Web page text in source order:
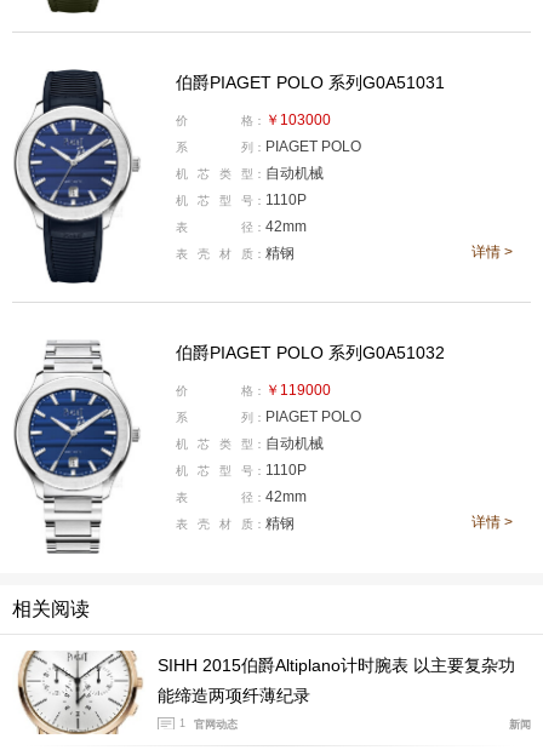
了一种视觉标识，被应用于表盘之上，而非将表盘、表壳
感。
这一转变同时也反映了Polo系列自身的演变，随着时
间的推移，它从单一的设计理念演变为风格更为多元的系
推向了传统运动表领域，而2016年推出的伯爵 Polo S则
试图扭转这一发展轨迹，采用了契合豪华运动的全新设计
语言，从此标志着伯爵正式杀入了已成红海的豪华运动表
市场，其表款主打不锈钢材质，定价更为亲民。尽管这款
表在市场层面上具备合理性，但其自身独特的品牌辨识度
伯爵PIAGET POLO 系列G0A51031
价 格： ￥103000
系 列： PIAGET POLO
机 芯 类 型： 自动机械
机 芯 型 号： 1110P
表 径： 42mm
表 壳 材 质： 精钢 详情 >
伯爵PIAGET POLO 系列G0A51032
价 格： ￥119000
系 列： PIAGET POLO
机 芯 类 型： 自动机械
机 芯 型 号： 1110P
表 径： 42mm
表 壳 材 质： 精钢 详情 >
相关阅读
SIHH 2015伯爵Altiplano计时腕表 以主要复杂功
能缔造两项纤薄纪录
1 官网动态 新闻